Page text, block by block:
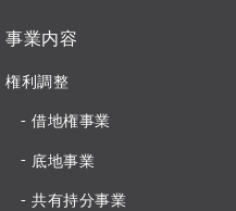
事業内容
権利調整
借地権事業
底地事業
共有持分事業